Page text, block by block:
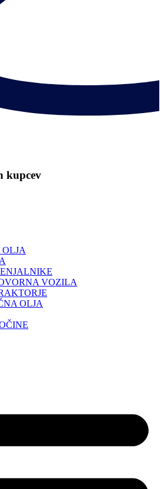
kupcev
VOZILA
OLJA